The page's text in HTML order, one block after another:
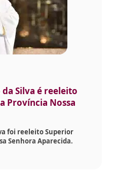
Silva é reeleito
Província Nossa
foi reeleito Superior
Senhora Aparecida.